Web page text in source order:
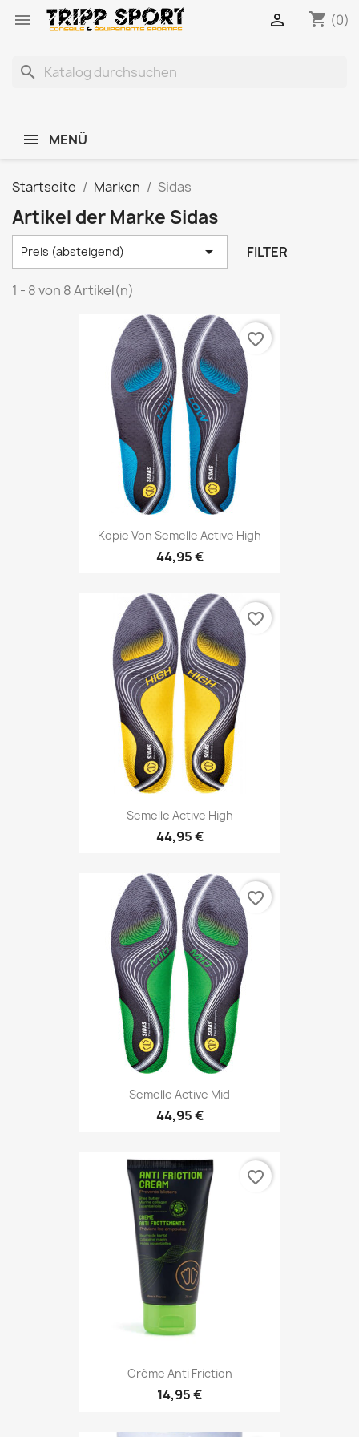
 shopping_cart (0)

search
MENÜ
Startseite Marken Sidas
Artikel der Marke Sidas
Preis (absteigend)  FILTER
1 - 8 von 8 Artikel(n)
Kopie Von Semelle Active High
44,95 €
favorite_border
Semelle Active High
44,95 €
favorite_border
Semelle Active Mid
44,95 €
favorite_border
Crème Anti Friction
14,95 €
favorite_border